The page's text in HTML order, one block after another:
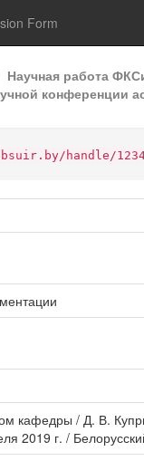
Form
Научная работа
конференции
handle/
кафедры / Д. В.
2019 г. /